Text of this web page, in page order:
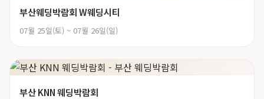
부산웨딩박람회 W웨딩시티
07월 25일(토) ~ 07월 26일(일)
부산 KNN 웨딩박람회